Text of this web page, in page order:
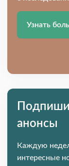
Узнать
анонсы
Каждую
интересные